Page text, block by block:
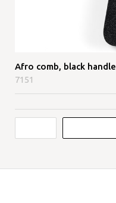
Afro comb, black handle
7151